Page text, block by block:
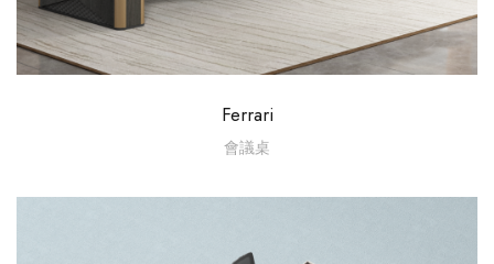
Ferrari
會議桌